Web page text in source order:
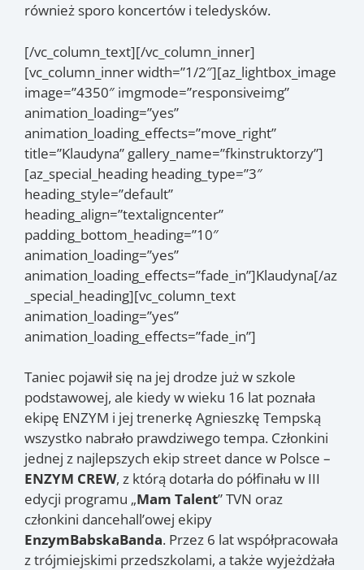
również sporo koncertów i teledysków.
[/vc_column_text][/vc_column_inner]
[vc_column_inner width=”1/2″][az_lightbox_image
image=”4350″ imgmode=”responsiveimg”
animation_loading=”yes”
animation_loading_effects=”move_right”
title=”Klaudyna” gallery_name=”fkinstruktorzy”]
[az_special_heading heading_type=”3″
heading_style=”default”
heading_align=”textaligncenter”
padding_bottom_heading=”10″
animation_loading=”yes”
animation_loading_effects=”fade_in”]Klaudyna[/az
_special_heading][vc_column_text
animation_loading=”yes”
animation_loading_effects=”fade_in”]
Taniec pojawił się na jej drodze już w szkole
podstawowej, ale kiedy w wieku 16 lat poznała
ekipę ENZYM i jej trenerkę Agnieszkę Tempską
wszystko nabrało prawdziwego tempa. Członkini
jednej z najlepszych ekip street dance w Polsce –
ENZYM CREW, z którą dotarła do półfinału w III
edycji programu „Mam Talent” TVN oraz
członkini dancehall’owej ekipy
EnzymBabskaBanda. Przez 6 lat współpracowała
z trójmiejskimi przedszkolami, a także wyjeżdżała